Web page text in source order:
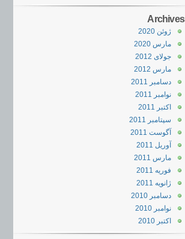
Archives
ژوئن 2020
مارس 2020
جولای 2012
مارس 2012
دسامبر 2011
نوامبر 2011
اکتبر 2011
سپتامبر 2011
آگوست 2011
آوریل 2011
مارس 2011
فوریه 2011
ژانویه 2011
دسامبر 2010
نوامبر 2010
اکتبر 2010